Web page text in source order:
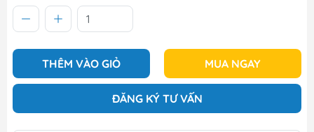
THÊM VÀO GIỎ MUA NGAY
ĐĂNG KÝ TƯ VẤN